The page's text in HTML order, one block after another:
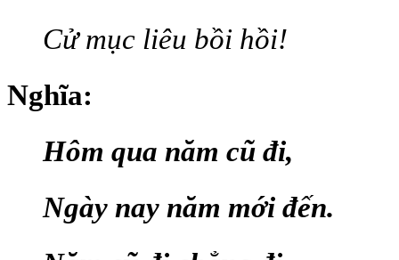
Cử mục liêu bồi hồi!
Nghĩa:
Hôm qua năm cũ đi,
Ngày nay năm mới đến.